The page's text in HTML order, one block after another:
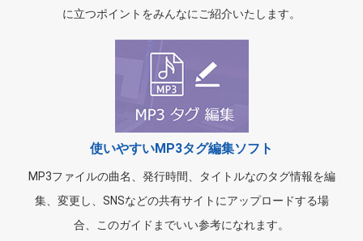
に立つポイントをみんなにご紹介いたします。
使いやすいMP3タグ編集ソフト
MP3ファイルの曲名、発行時間、タイトルなのタグ情報を編
集、変更し、SNSなどの共有サイトにアップロードする場
合、このガイドまでいい参考になれます。